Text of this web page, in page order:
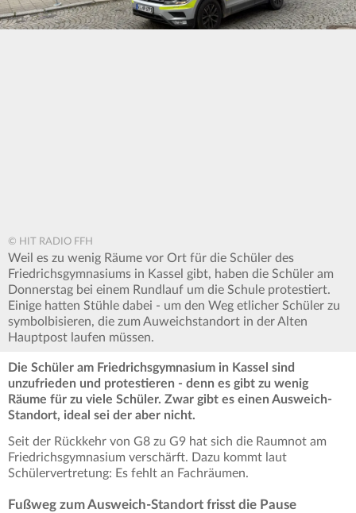
© HIT RADIO FFH
Weil es zu wenig Räume vor Ort für die Schüler des
Friedrichsgymnasiums in Kassel gibt, haben die Schüler am
Donnerstag bei einem Rundlauf um die Schule protestiert.
Einige hatten Stühle dabei - um den Weg etlicher Schüler zu
symbolbisieren, die zum Auweichstandort in der Alten
Hauptpost laufen müssen.
Die Schüler am Friedrichsgymnasium in Kassel sind
unzufrieden und protestieren - denn es gibt zu wenig
Räume für zu viele Schüler. Zwar gibt es einen Ausweich-
Standort, ideal sei der aber nicht.
Seit der Rückkehr von G8 zu G9 hat sich die Raumnot am
Friedrichsgymnasium verschärft. Dazu kommt laut
Schülervertretung: Es fehlt an Fachräumen.
Fußweg zum Ausweich-Standort frisst die Pause